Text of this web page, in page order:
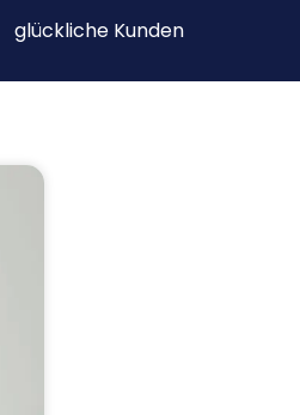
glückliche Kunden